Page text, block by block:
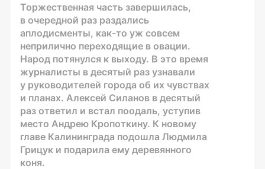
Торжественная часть завершилась,
в очередной раз раздались
аплодисменты, как-то уж совсем
неприлично переходящие в овации.
Народ потянулся к выходу. В это время
журналисты в десятый раз узнавали
у руководителей города об их чувствах
и планах. Алексей Силанов в десятый
раз ответил и встал поодаль, уступив
место Андрею Кропоткину. К новому
главе Калининграда подошла Людмила
Грицук и подарила ему деревянного
коня.